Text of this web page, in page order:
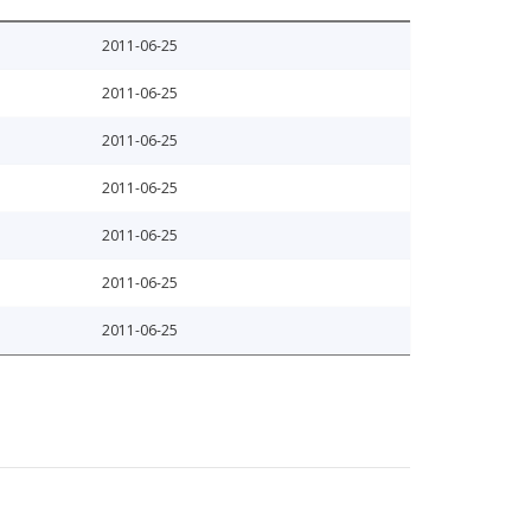
2011-06-25
2011-06-25
2011-06-25
2011-06-25
2011-06-25
2011-06-25
2011-06-25